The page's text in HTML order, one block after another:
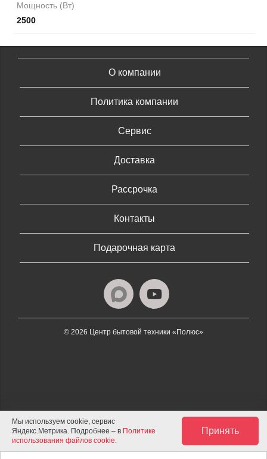
Мощность (Вт)
2500
О компании
Политика компании
Сервис
Доставка
Рассрочка
Контакты
Подарочная карта
© 2026 Центр бытовой техники «Полюс»
Мы используем cookie, сервис
Яндекс.Метрика. Подробнее – в Политике
использования файлов cookie.
Принять